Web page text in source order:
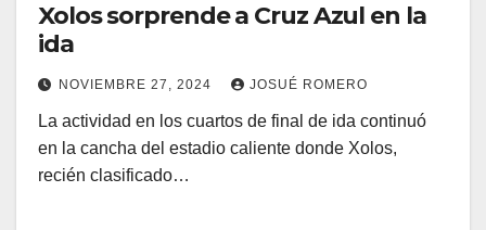
Xolos sorprende a Cruz Azul en la
ida
NOVIEMBRE 27, 2024 JOSUÉ ROMERO
La actividad en los cuartos de final de ida continuó
en la cancha del estadio caliente donde Xolos,
recién clasificado…